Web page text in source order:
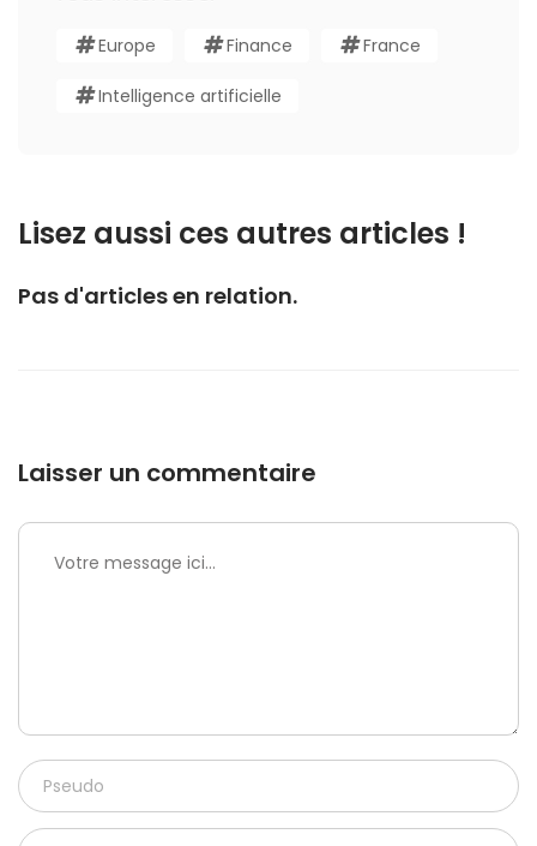
Europe Finance France
Intelligence artificielle
Lisez aussi ces autres articles !
Pas d'articles en relation.
Laisser un commentaire